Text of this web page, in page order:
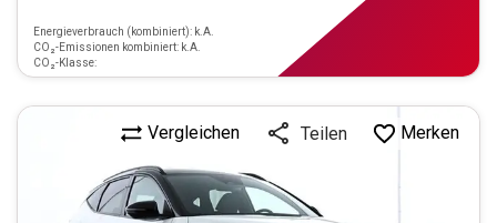
Energieverbrauch (kombiniert): k.A.
CO₂-Emissionen kombiniert: k.A.
CO₂-Klasse:
Vergleichen Teilen Merken